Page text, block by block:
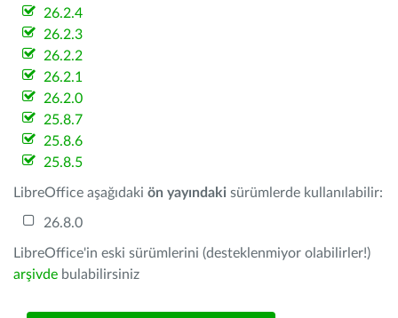
26.2.4
26.2.3
26.2.2
26.2.1
26.2.0
25.8.7
25.8.6
25.8.5
LibreOffice aşağıdaki ön yayındaki sürümlerde kullanılabilir:
26.8.0
LibreOffice'in eski sürümlerini (desteklenmiyor olabilirler!)
arşivde bulabilirsiniz